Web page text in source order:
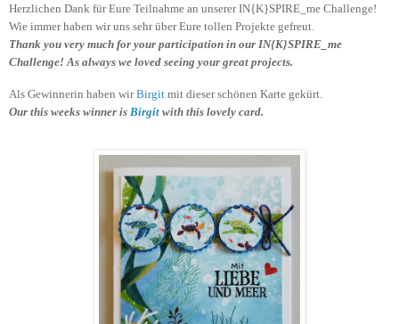
Herzlichen Dank für Eure Teilnahme an unserer IN{K}SPIRE_me Challenge!
Wie immer haben wir uns sehr über Eure tollen Projekte gefreut.
Thank you very much for your participation in our IN{K}SPIRE_me
Challenge! As always we loved seeing your great projects.
Als Gewinnerin haben wirBirgit mit dieser schönen Karte gekürt.
Our this weeks winner is Birgit with this lovely card.